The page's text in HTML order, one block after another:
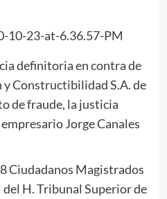
definitoria en contra de
Constructibilidad S.A. de
de fraude, la justicia
Jorge Canales
Ciudadanos Magistrados
del H. Tribunal Superior de